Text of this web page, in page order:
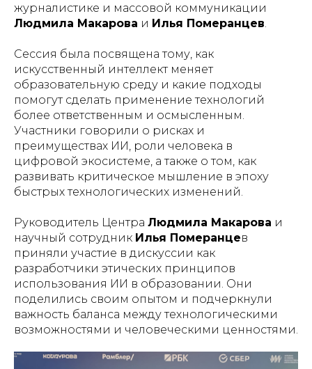
журналистике и массовой коммуникации
Людмила Макарова и Илья Померанцев.
Сессия была посвящена тому, как
искусственный интеллект меняет
образовательную среду и какие подходы
помогут сделать применение технологий
более ответственным и осмысленным.
Участники говорили о рисках и
преимуществах ИИ, роли человека в
цифровой экосистеме, а также о том, как
развивать критическое мышление в эпоху
быстрых технологических изменений.
Руководитель Центра Людмила Макарова и
научный сотрудник Илья Померанцев
приняли участие в дискуссии как
разработчики этических принципов
использования ИИ в образовании. Они
поделились своим опытом и подчеркнули
важность баланса между технологическими
возможностями и человеческими ценностями.